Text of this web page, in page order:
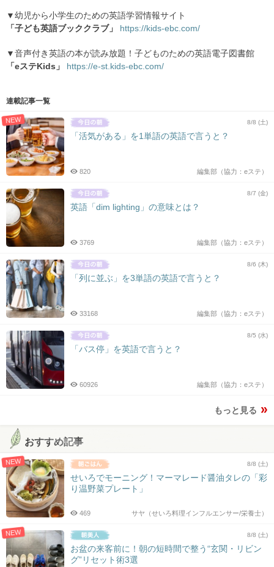
▼幼児から小学生のための英語学習情報サイト
「子ども英語ブッククラブ」
https://kids-ebc.com/
▼音声付き英語の本が読み放題！子どものための英語電子図書館
「eステKids」
https://e-st.kids-ebc.com/
連載記事一覧
NEW 8/8 (土)
「活気がある」を1単語の英語で言うと？
編集部（協力：eステ）
820
8/7 (金)
英語「dim lighting」の意味とは？
編集部（協力：eステ）
3769
8/6 (木)
「列に並ぶ」を3単語の英語で言うと？
編集部（協力：eステ）
33168
8/5 (水)
「バス停」を英語で言うと？
編集部（協力：eステ）
60926
もっと見る
おすすめ記事
NEW 8/8 (土)
せいろでモーニング！マーマレード醤油タレの「彩
り温野菜プレート」
サヤ（せいろ料理インフルエンサー/栄養士）
469
NEW 8/8 (土)
お盆の来客前に！朝の短時間で整う“玄関・リビン
グ”リセット術3選